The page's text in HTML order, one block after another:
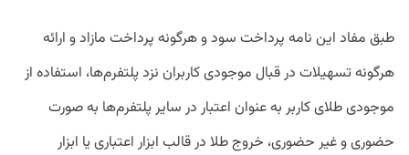
طبق مفاد این نامه پرداخت سود و هرگونه پرداخت مازاد و ارائه
هرگونه تسهیلات در قبال موجودی کاربران نزد پلتفرم‌ها، استفاده از
موجودی طلای کاربر به عنوان اعتبار در سایر پلتفرم‌ها به صورت
حضوری و غیر حضوری، خروج طلا در قالب ابزار اعتباری یا ابزار